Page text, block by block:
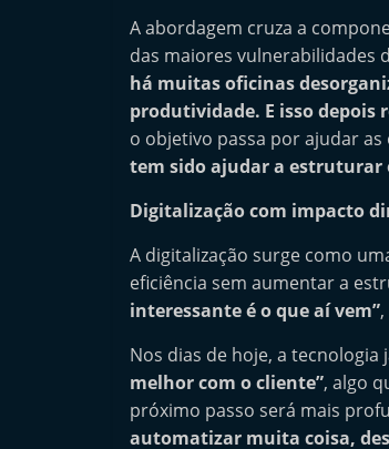
A abordagem cruza a
das maiores vulnerabilidades
há muitas oficinas
produtividade. E isso depois
o objetivo passa por ajudar
tem sido ajudar a estruturar
Digitalização com impacto
A digitalização surge como
eficiência sem aumentar a
interessante é o que aí vem”
Nos dias de hoje, a tecnologia
melhor com o cliente”, algo
próximo passo será mais
automatizar muita coisa,